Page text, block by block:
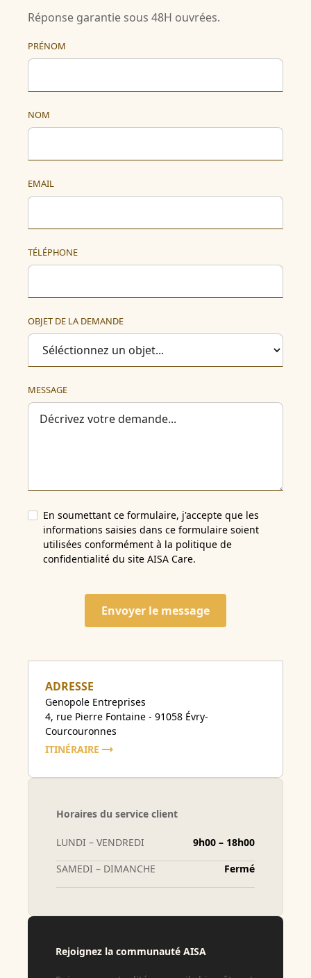
Réponse garantie sous 48H ouvrées.
PRÉNOM
NOM
EMAIL
TÉLÉPHONE
OBJET DE LA DEMANDE
MESSAGE
En soumettant ce formulaire, j'accepte que les
informations saisies dans ce formulaire soient
utilisées conformément à la politique de
confidentialité du site AISA Care.
ADRESSE
Genopole Entreprises
4, rue Pierre Fontaine - 91058 Évry-
Courcouronnes
ITINÉRAIRE
Horaires du service client
LUNDI – VENDREDI
9h00 – 18h00
SAMEDI – DIMANCHE
Fermé
Rejoignez la communauté AISA